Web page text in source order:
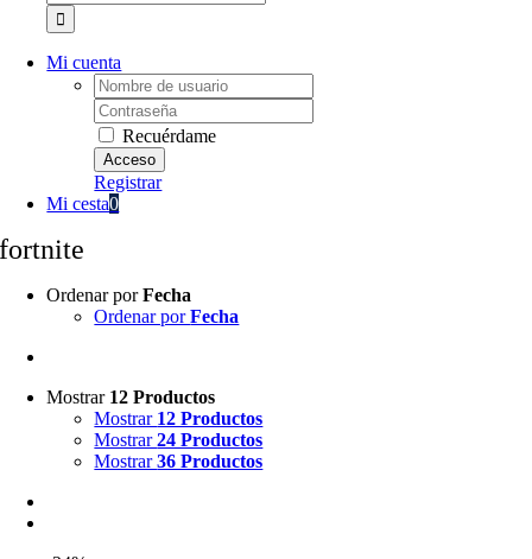
Mi cuenta
Username:
Password:
Recuérdame
Registrar
Mi cesta0
fortnite
Ordenar porFecha
Ordenar porFecha
Mostrar 12 Productos
Mostrar 12 Productos
Mostrar24 Productos
Mostrar36 Productos